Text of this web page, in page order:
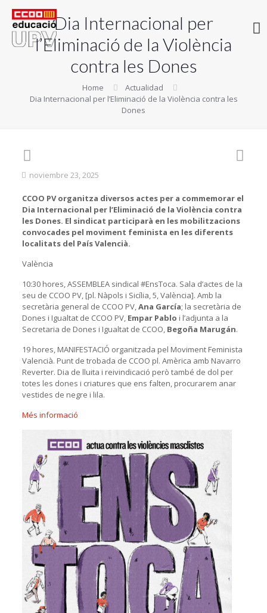
Dia Internacional per
l’Eliminació de la Violència
contra les Dones
Home
Actualidad
Dia Internacional per l’Eliminació de la Violència contra les
Dones
noviembre 23, 2025
CCOO PV organitza diversos actes per a commemorar el
Dia Internacional per l’Eliminació de la Violència contra
les Dones. El sindicat participarà en les mobilitzacions
convocades pel moviment feminista en les diferents
localitats del País Valencià.
València
10:30 hores, ASSEMBLEA sindical #EnsToca. Sala d’actes de la
seu de CCOO PV, [pl. Nàpols i Sicília, 5, València]. Amb la
secretària general de CCOO PV,Ana García; la secretària de
Dones i Igualtat de CCOO PV, Empar Pablo i l’adjunta a la
Secretaria de Dones i Igualtat de CCOO, Begoña Marugán.
19 hores, MANIFESTACIÓ organitzada pel Moviment Feminista
Valencià. Punt de trobada de CCOO pl. Amèrica amb Navarro
Reverter. Dia de lluita i reivindicació però també de dol per
totes les dones i criatures que ens falten, procurarem anar
vestides de negre i lila.
Més informació